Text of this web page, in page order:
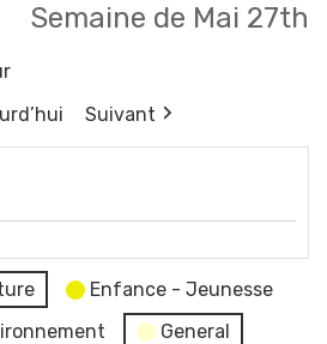
Semaine de Mai 27th
Suivant
Enfance - Jeunesse
General